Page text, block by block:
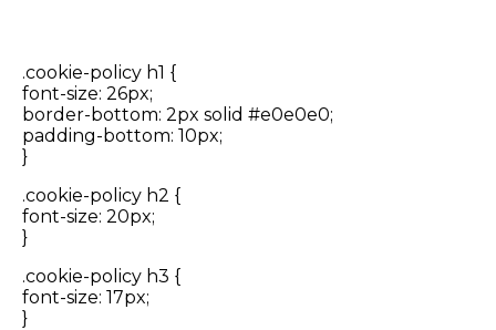
.cookie-policy h1 {
font-size: 26px;
border-bottom: 2px solid #e0e0e0;
padding-bottom: 10px;
}
.cookie-policy h2 {
font-size: 20px;
}
.cookie-policy h3 {
font-size: 17px;
}